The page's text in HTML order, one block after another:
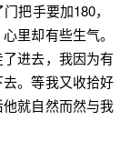
把手要加180，
里却有些生气。
进去，我因为有
。等我又收拾好
就自然而然与我